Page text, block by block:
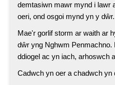
demtasiwn mawr mynd i lawr
oeri, ond osgoi mynd yn y dŵr.
Mae'r gorlif storm ar waith ar
dŵr yng Nghwm
ddiogel ac yn iach, arhoswch
Cadwch yn oer a chadwch yn